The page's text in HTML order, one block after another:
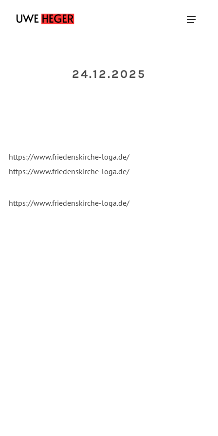
24.12.2025
https://www.friedenskirche-loga.de/
https://www.friedenskirche-loga.de/
https://www.friedenskirche-loga.de/